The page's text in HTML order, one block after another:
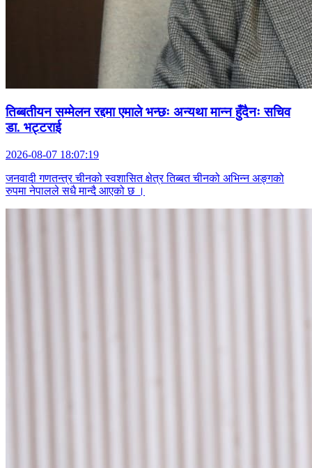
तिब्बतीयन सम्मेलन रद्दमा एमाले भन्छः अन्यथा मान्न हुँदैनः सचिव
डा. भट्टराई
2026-08-07 18:07:19
जनवादी गणतन्त्र चीनको स्वशासित क्षेत्र तिब्बत चीनको अभिन्न अङ्गको
रुपमा नेपालले सधै मान्दै आएको छ ।